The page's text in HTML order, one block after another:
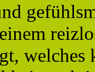
welches